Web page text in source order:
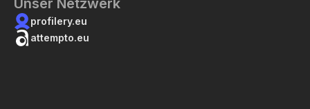
Unser Netzwerk
profilery.eu
attempto.eu